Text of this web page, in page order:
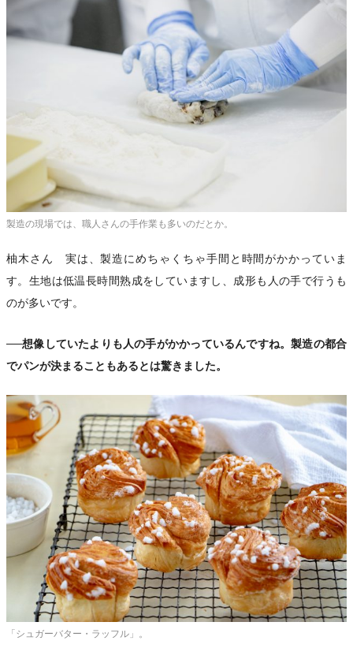
製造の現場では、職人さんの手作業も多いのだとか。
柚木さん 実は、製造にめちゃくちゃ手間と時間がかかっていま
す。生地は低温長時間熟成をしていますし、成形も人の手で行うも
のが多いです。
──想像していたよりも人の手がかかっているんですね。製造の都合
でパンが決まることもあるとは驚きました。
「シュガーバター・ラッフル」。